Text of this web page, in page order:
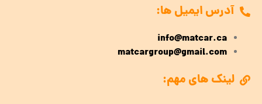
آدرس ایمیل ها:
info@matcar.ca
matcargroup@gmail.com
لینک های مهم: